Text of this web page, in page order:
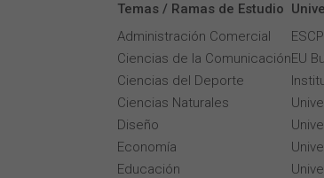
Temas / Ramas de Estudio
Administración Comercial
Ciencias de la Comunicación
Ciencias del Deporte
Ciencias Naturales
Diseño
Economía
Educación
EU